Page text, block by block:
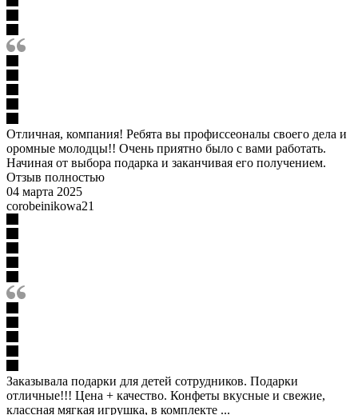
Отличная, компания! Ребята вы профиссеоналы своего дела и
оромные молодцы!! Очень приятно было с вами работать.
Начиная от выбора подарка и заканчивая его получением.
Отзыв полностью
04 марта 2025
corobeinikowa21
Заказывала подарки для детей сотрудников. Подарки
отличные!!! Цена + качество. Конфеты вкусные и свежие,
классная мягкая игрушка, в комплекте ...